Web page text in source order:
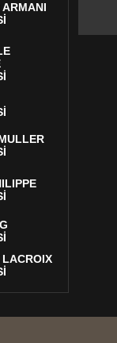
ARMANI
LACROIX